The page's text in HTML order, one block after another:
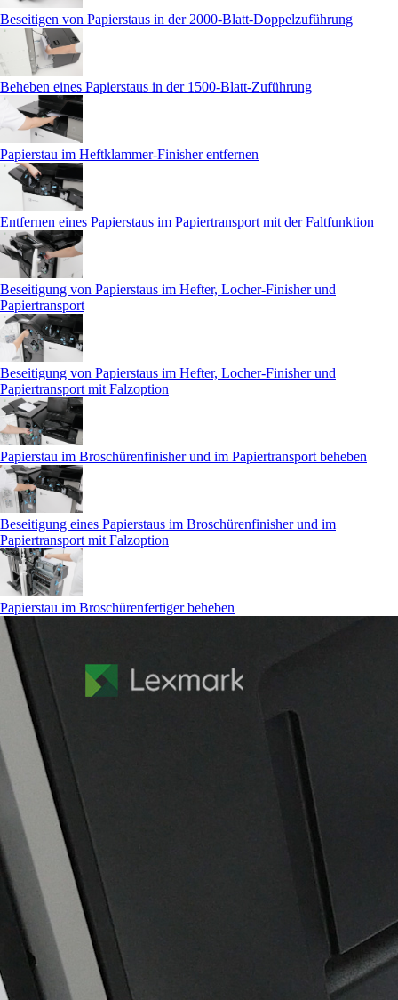
Beseitigen von Papierstaus in der 2000-Blatt-Doppelzuführung
Beheben eines Papierstaus in der 1500-Blatt-Zuführung
Papierstau im Heftklammer-Finisher entfernen
Entfernen eines Papierstaus im Papiertransport mit der Faltfunktion
Beseitigung von Papierstaus im Hefter, Locher-Finisher und
Papiertransport
Beseitigung von Papierstaus im Hefter, Locher-Finisher und
Papiertransport mit Falzoption
Papierstau im Broschürenfinisher und im Papiertransport beheben
Beseitigung eines Papierstaus im Broschürenfinisher und im
Papiertransport mit Falzoption
Papierstau im Broschürenfertiger beheben